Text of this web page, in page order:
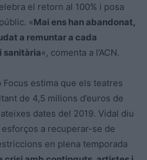
el retorn al 100% i posa
«Mai ens han abandonat,
a remuntar a cada
sanitària«, comenta a l’ACN.
estima que els teatres
de 4,5 milions d’euros de
dates del 2019. Vidal diu
a recuperar-se de
en plena temporada